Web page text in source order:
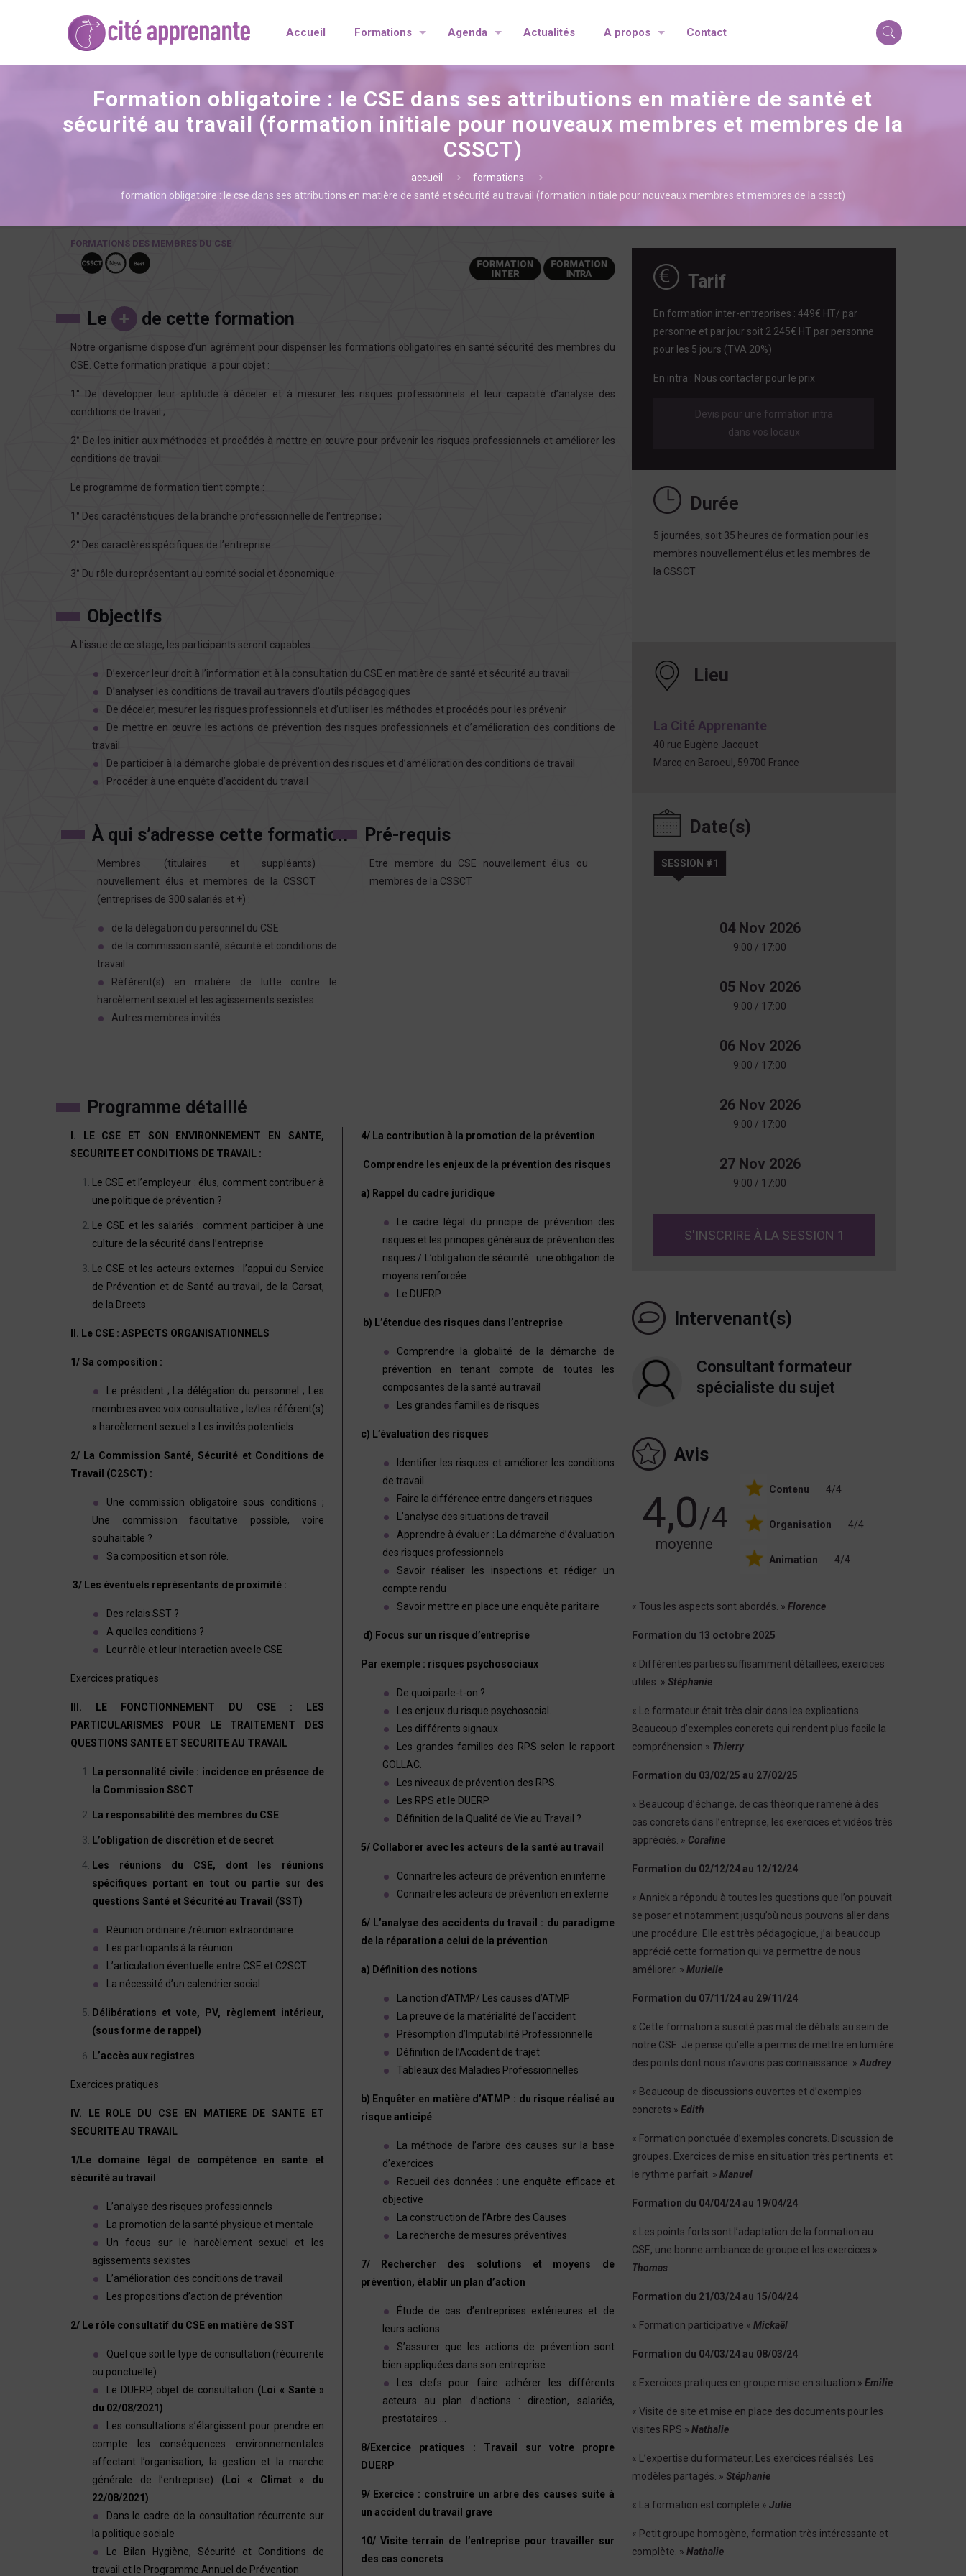
Accueil Formations Agenda Actualités A propos Contact
Formation obligatoire : le CSE dans ses attributions en matière de santé et
sécurité au travail (formation initiale pour nouveaux membres et membres de la
CSSCT)
accueil
formations
formation obligatoire : le cse dans ses attributions en matière de santé et sécurité au travail (formation initiale pour nouveaux membres et membres de la cssct)
FORMATIONS DES MEMBRES DU CSE
Le + de cette formation
Notre organisme dispose d’un agrément pour dispenser les formations obligatoires en santé sécurité des membres du
CSE. Cette formation pratique a pour objet :
1° De développer leur aptitude à déceler et à mesurer les risques professionnels et leur capacité d’analyse des
conditions de travail ;
2° De les initier aux méthodes et procédés à mettre en œuvre pour prévenir les risques professionnels et améliorer les
conditions de travail.
Le programme de formation tient compte :
1° Des caractéristiques de la branche professionnelle de l’entreprise ;
2° Des caractères spécifiques de l’entreprise
3° Du rôle du représentant au comité social et économique.
Objectifs
A l’issue de ce stage, les participants seront capables :
D’exercer leur droit à l’information et à la consultation du CSE en matière de santé et sécurité au travail
D’analyser les conditions de travail au travers d’outils pédagogiques
De déceler, mesurer les risques professionnels et d’utiliser les méthodes et procédés pour les prévenir
De mettre en œuvre les actions de prévention des risques professionnels et d’amélioration des conditions de
travail
De participer à la démarche globale de prévention des risques et d’amélioration des conditions de travail
Procéder à une enquête d’accident du travail
À qui s’adresse cette formation
Membres (titulaires et suppléants)
nouvellement élus et membres de la CSSCT
(entreprises de 300 salariés et +) :
de la délégation du personnel du CSE
de la commission santé, sécurité et conditions de
travail
Référent(s) en matière de lutte contre le
harcèlement sexuel et les agissements sexistes
Autres membres invités
Pré-requis
Etre membre du CSE nouvellement élus ou
membres de la CSSCT
Programme détaillé
I. LE CSE ET SON ENVIRONNEMENT EN SANTE,
SECURITE ET CONDITIONS DE TRAVAIL :
Le CSE et l’employeur : élus, comment contribuer à
une politique de prévention ?
Le CSE et les salariés : comment participer à une
culture de la sécurité dans l’entreprise
Le CSE et les acteurs externes : l’appui du Service
de Prévention et de Santé au travail, de la Carsat,
de la Dreets
II. Le CSE : ASPECTS ORGANISATIONNELS
1/ Sa composition :
Le président ; La délégation du personnel ; Les
membres avec voix consultative ; le/les référent(s)
« harcèlement sexuel » Les invités potentiels
2/ La Commission Santé, Sécurité et Conditions de
Travail (C2SCT) :
Une commission obligatoire sous conditions ;
Une commission facultative possible, voire
souhaitable ?
Sa composition et son rôle.
3/ Les éventuels représentants de proximité :
Des relais SST ?
A quelles conditions ?
Leur rôle et leur Interaction avec le CSE
Exercices pratiques
III. LE FONCTIONNEMENT DU CSE : LES
PARTICULARISMES POUR LE TRAITEMENT DES
QUESTIONS SANTE ET SECURITE AU TRAVAIL
La personnalité civile : incidence en présence de
la Commission SSCT
La responsabilité des membres du CSE
L’obligation de discrétion et de secret
Les réunions du CSE, dont les réunions
spécifiques portant en tout ou partie sur des
questions Santé et Sécurité au Travail (SST)
Réunion ordinaire /réunion extraordinaire
Les participants à la réunion
L’articulation éventuelle entre CSE et C2SCT
La nécessité d’un calendrier social
Délibérations et vote, PV, règlement intérieur,
(sous forme de rappel)
L’accès aux registres
Exercices pratiques
IV. LE ROLE DU CSE EN MATIERE DE SANTE ET
SECURITE AU TRAVAIL
1/Le domaine légal de compétence en sante et
sécurité au travail
L’analyse des risques professionnels
La promotion de la santé physique et mentale
Un focus sur le harcèlement sexuel et les
agissements sexistes
L’amélioration des conditions de travail
Les propositions d’action de prévention
2/ Le rôle consultatif du CSE en matière de SST
Quel que soit le type de consultation (récurrente
ou ponctuelle) :
Le DUERP, objet de consultation (Loi « Santé »
du 02/08/2021)
Les consultations s’élargissent pour prendre en
compte les conséquences environnementales
affectant l’organisation, la gestion et la marche
générale de l’entreprise) (Loi « Climat » du
22/08/2021)
Dans le cadre de la consultation récurrente sur
la politique sociale
Le Bilan Hygiène, Sécurité et Conditions de
travail et le Programme Annuel de Prévention
4/ La contribution à la promotion de la prévention
Comprendre les enjeux de la prévention des risques
a) Rappel du cadre juridique
Le cadre légal du principe de prévention des
risques et les principes généraux de prévention des
risques / L’obligation de sécurité : une obligation de
moyens renforcée
Le DUERP
b) L’étendue des risques dans l’entreprise
Comprendre la globalité de la démarche de
prévention en tenant compte de toutes les
composantes de la santé au travail
Les grandes familles de risques
c) L’évaluation des risques
Identifier les risques et améliorer les conditions
de travail
Faire la différence entre dangers et risques
L’analyse des situations de travail
Apprendre à évaluer : La démarche d’évaluation
des risques professionnels
Savoir réaliser les inspections et rédiger un
compte rendu
Savoir mettre en place une enquête paritaire
d) Focus sur un risque d’entreprise
Par exemple : risques psychosociaux
De quoi parle-t-on ?
Les enjeux du risque psychosocial.
Les différents signaux
Les grandes familles des RPS selon le rapport
GOLLAC.
Les niveaux de prévention des RPS.
Les RPS et le DUERP
Définition de la Qualité de Vie au Travail ?
5/ Collaborer avec les acteurs de la santé au travail
Connaitre les acteurs de prévention en interne
Connaitre les acteurs de prévention en externe
6/ L’analyse des accidents du travail : du paradigme
de la réparation a celui de la prévention
a) Définition des notions
La notion d’ATMP/ Les causes d’ATMP
La preuve de la matérialité de l’accident
Présomption d’Imputabilité Professionnelle
Définition de l’Accident de trajet
Tableaux des Maladies Professionnelles
b) Enquêter en matière d’ATMP : du risque réalisé au
risque anticipé
La méthode de l’arbre des causes sur la base
d’exercices
Recueil des données : une enquête efficace et
objective
La construction de l’Arbre des Causes
La recherche de mesures préventives
7/ Rechercher des solutions et moyens de
prévention, établir un plan d’action
Étude de cas d’entreprises extérieures et de
leurs actions
S’assurer que les actions de prévention sont
bien appliquées dans son entreprise
Les clefs pour faire adhérer les différents
acteurs au plan d’actions : direction, salariés,
prestataires …
8/Exercice pratiques : Travail sur votre propre
DUERP
9/ Exercice : construire un arbre des causes suite à
un accident du travail grave
10/ Visite terrain de l’entreprise pour travailler sur
des cas concrets
Tarif
En formation inter-entreprises : 449€ HT/ par
personne et par jour soit 2 245€ HT par personne
pour les 5 jours (TVA 20%)
En intra : Nous contacter pour le prix
Devis pour une formation intra
dans vos locaux
Durée
5 journées, soit 35 heures de formation pour les
membres nouvellement élus et les membres de
la CSSCT
Lieu
La Cité Apprenante
40 rue Eugène Jacquet
Marcq en Baroeul , 59700 France
Date(s)
SESSION #1
04 Nov 2026
9:00 / 17:00
05 Nov 2026
9:00 / 17:00
06 Nov 2026
9:00 / 17:00
26 Nov 2026
9:00 / 17:00
27 Nov 2026
9:00 / 17:00
S'INSCRIRE À LA SESSION 1
Intervenant(s)
Consultant formateur
spécialiste du sujet
Avis
4,0/4
moyenne
Contenu 4/4
Organisation 4/4
Animation 4/4
« Tous les aspects sont abordés. » Florence
Formation du 13 octobre 2025
« Différentes parties suffisamment détaillées, exercices
utiles. » Stéphanie
« Le formateur était très clair dans les explications.
Beaucoup d’exemples concrets qui rendent plus facile la
compréhension » Thierry
Formation du 03/02/25 au 27/02/25
« Beaucoup d’échange, de cas théorique ramené à des
cas concrets dans l’entreprise, les exercices et vidéos très
appréciés. » Coraline
Formation du 02/12/24 au 12/12/24
« Annick a répondu à toutes les questions que l’on pouvait
se poser et notamment jusqu’où nous pouvons aller dans
une procédure. Elle est très pédagogique, j’ai beaucoup
apprécié cette formation qui va permettre de nous
améliorer. » Murielle
Formation du 07/11/24 au 29/11/24
« Cette formation a suscité pas mal de débats au sein de
notre CSE. Je pense qu’elle a permis de mettre en lumière
des points dont nous n’avions pas connaissance. » Audrey
« Beaucoup de discussions ouvertes et d’exemples
concrets » Edith
« Formation ponctuée d’exemples concrets. Discussion de
groupes. Exercices de mise en situation très pertinents. et
le rythme parfait. » Manuel
Formation du 04/04/24 au 19/04/24
« Les points forts sont l’adaptation de la formation au
CSE, une bonne ambiance de groupe et les exercices »
Thomas
Formation du 21/03/24 au 15/04/24
« Formation participative » Mickaël
Formation du 04/03/24 au 08/03/24
« Exercices pratiques en groupe mise en situation » Emilie
« Visite de site et mise en place des documents pour les
visites RPS » Nathalie
« L’expertise du formateur. Les exercices réalisés. Les
modèles partagés. » Stéphanie
« La formation est complète » Julie
« Petit groupe homogène, formation très intéressante et
complète. » Nathalie